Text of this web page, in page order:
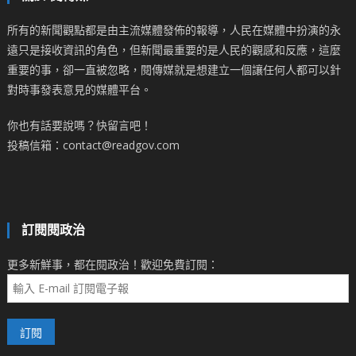
所有的新聞觀點都是由主流媒體發佈的報導，人民在媒體中扮演的永
遠只是接收資訊的角色，但新聞最重要的是人民的觀感和反應，這麼
重要的事，卻一直被忽略，閱傳媒就是想建立一個讓任何人都可以針
對時事發表意見的媒體平台。
你也有話要說嗎？快留言吧！
投稿信箱：contact@readgov.com
訂閱閱政治
更多新鮮事，都在閱政治！歡迎免費訂閱：